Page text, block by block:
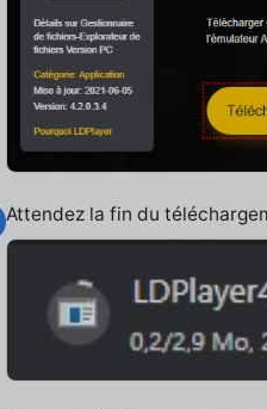
Attendez la fin du